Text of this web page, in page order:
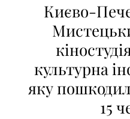
Києво-
культурна
яку
15